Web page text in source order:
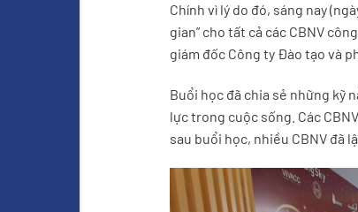
Chính vì lý do đó, sáng nay
gian” cho tất cả các CBNV
giám đốc Công ty Đào tạo và
Buổi học đã chia sẻ những kỹ
lực trong cuộc sống. Các
sau buổi học, nhiều CBNV đã